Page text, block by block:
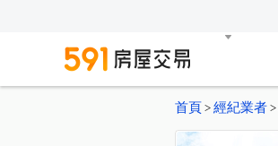
首頁 > 經紀業者 >